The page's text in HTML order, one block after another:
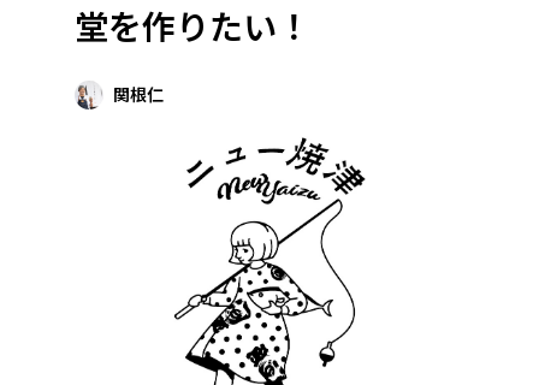
中国
四国
九州・沖縄
社会貢献
地域からさがす
北海道 青森
群馬 埼玉 千葉
福井
京都 大阪 兵庫
岡山 広島 山口
堂を作りたい！
関根仁